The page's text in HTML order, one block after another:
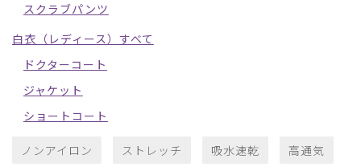
スクラブパンツ
白衣（レディース）すべて
ドクターコート
ジャケット
ショートコート
ノンアイロン ストレッチ 吸水速乾 高通気